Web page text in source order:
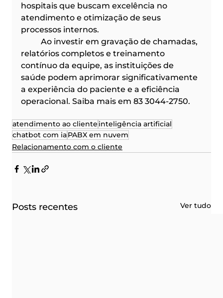
hospitais que buscam excelência no
atendimento e otimização de seus
processos internos.
relatórios completos e treinamento
contínuo da equipe, as instituições de
saúde podem aprimorar significativamente
a experiência do paciente e a eficiência
operacional. Saiba mais em 83 3044-2750.
atendimento ao cliente inteligência artificial
chatbot com iaPABX em nuvem
Relacionamento com o cliente
Posts recentes Ver tudo